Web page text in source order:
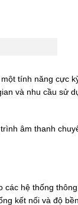
tính năng cực
và nhu cầu sử
âm thanh
các hệ thống
kết nối và độ